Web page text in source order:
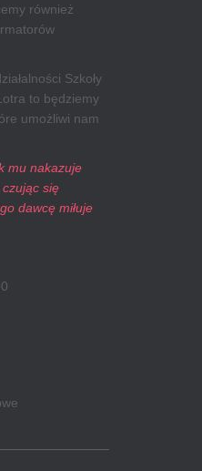
również
Szkoły
to będziemy
umożliwi nam
mu nakazuje
czując się
dawcę miłuje